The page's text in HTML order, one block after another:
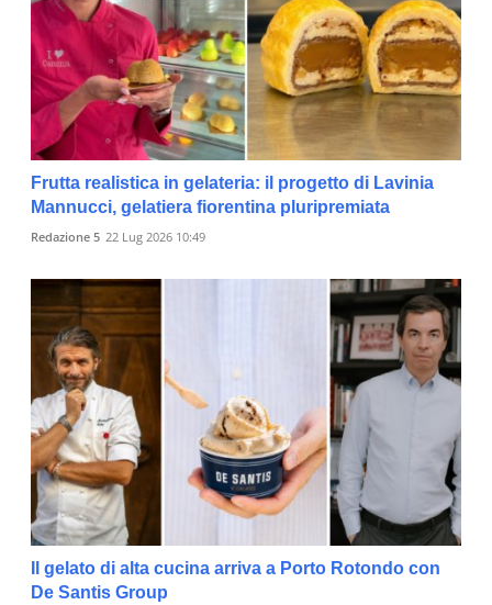
Frutta realistica in gelateria: il progetto di Lavinia
Mannucci, gelatiera fiorentina pluripremiata
Redazione 5 22 Lug 2026 10:49
Il gelato di alta cucina arriva a Porto Rotondo con
De Santis Group